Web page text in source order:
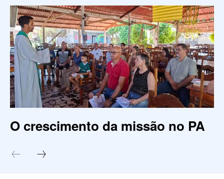
O crescimento da missão no PA